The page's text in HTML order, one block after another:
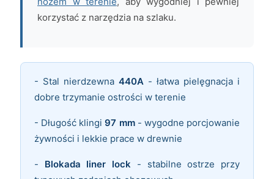
korzystać z narzędzia na szlaku.
- Stal nierdzewna 440A - łatwa pielęgnacja i
dobre trzymanie ostrości w terenie
- Długość klingi97 mm- wygodne porcjowanie
żywności i lekkie prace w drewnie
- Blokada liner lock - stabilne ostrze przy